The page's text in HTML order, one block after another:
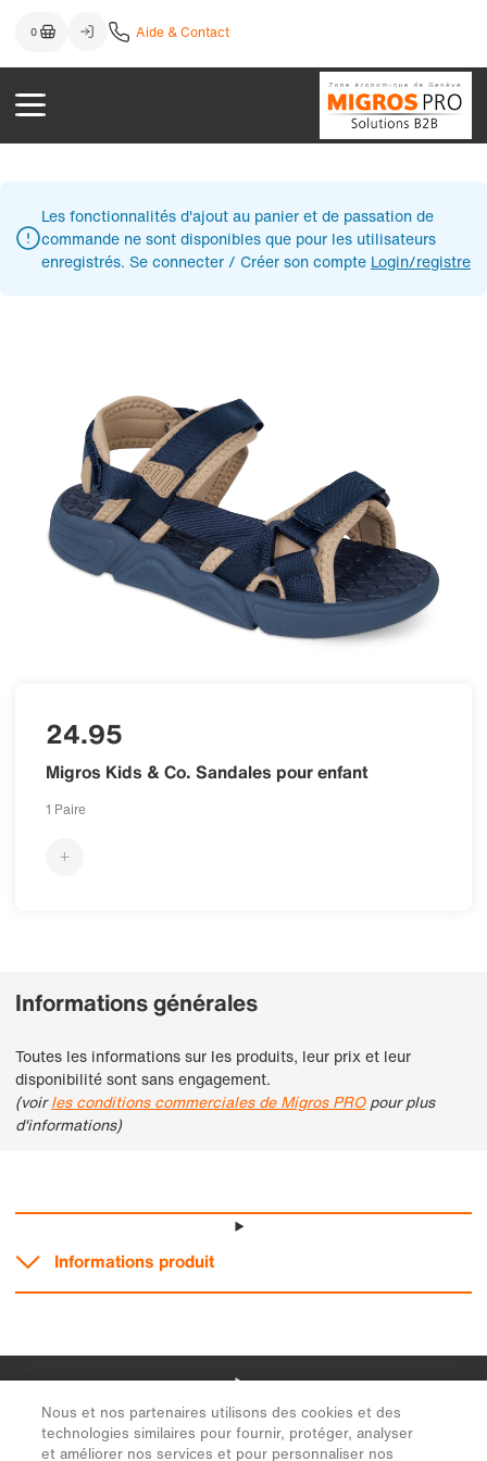
Nous et nos partenaires utilisons des cookies et des
technologies similaires pour fournir, protéger, analyser
et améliorer nos services et pour personnaliser nos